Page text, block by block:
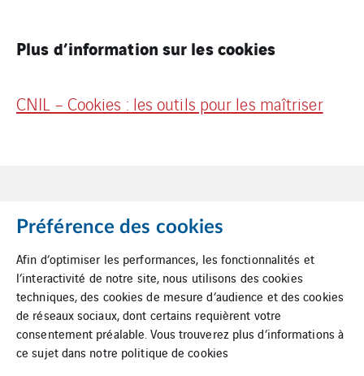
Plus d’information sur les cookies
CNIL – Cookies : les outils pour les maîtriser
Mentions Légales
Cookies
Plan du site
Préférence des cookies
Afin d’optimiser les performances, les fonctionnalités et
l’interactivité de notre site, nous utilisons des cookies
techniques, des cookies de mesure d’audience et des cookies
de réseaux sociaux, dont certains requièrent votre
consentement préalable. Vous trouverez plus d’informations à
ce sujet dans notre politique de cookies